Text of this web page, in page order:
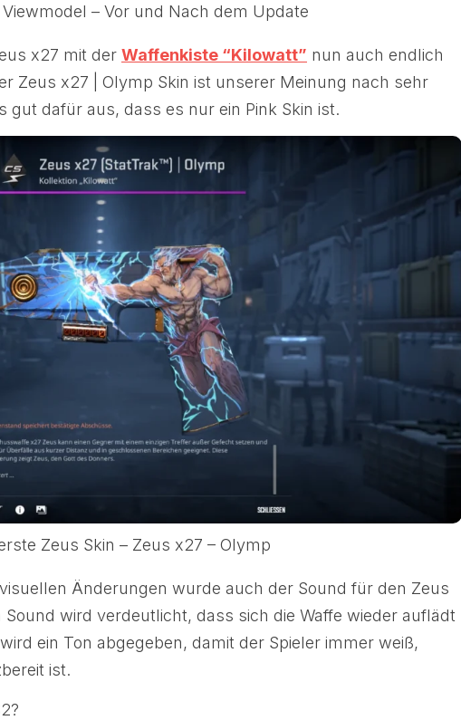
– Vor und Nach dem Update
x27 mit der Waffenkiste “Kilowatt” nun auch endlich
Zeus x27 | Olymp Skin ist unserer Meinung nach sehr
gut dafür aus, dass es nur ein Pink Skin ist.
Zeus Skin – Zeus x27 – Olymp
Änderungen wurde auch der Sound für den Zeus
wird verdeutlicht, dass sich die Waffe wieder auflädt
ein Ton abgegeben, damit der Spieler immer weiß,
ist.